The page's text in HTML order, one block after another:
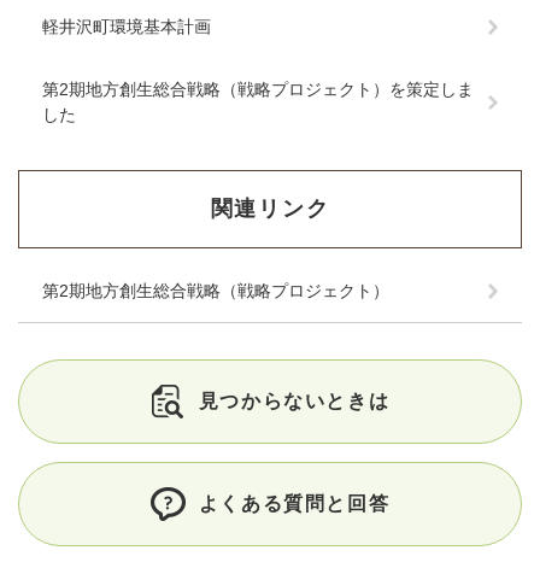
軽井沢町環境基本計画
第2期地方創生総合戦略（戦略プロジェクト）を策定しま
した
関連リンク
第2期地方創生総合戦略（戦略プロジェクト）
見つからないときは
よくある質問と回答